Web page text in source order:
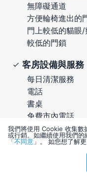
無障礙通道
方便輪椅進出的
門上較低的貓眼
較低的門鎖
客房設備與服務
每日清潔服務
電話
書桌
免費市內電話
小冰箱
可提供客房按摩
我們將使用 Cookie 收集數
或行銷。如繼續使用我們
「不同意 」。 如您想了解